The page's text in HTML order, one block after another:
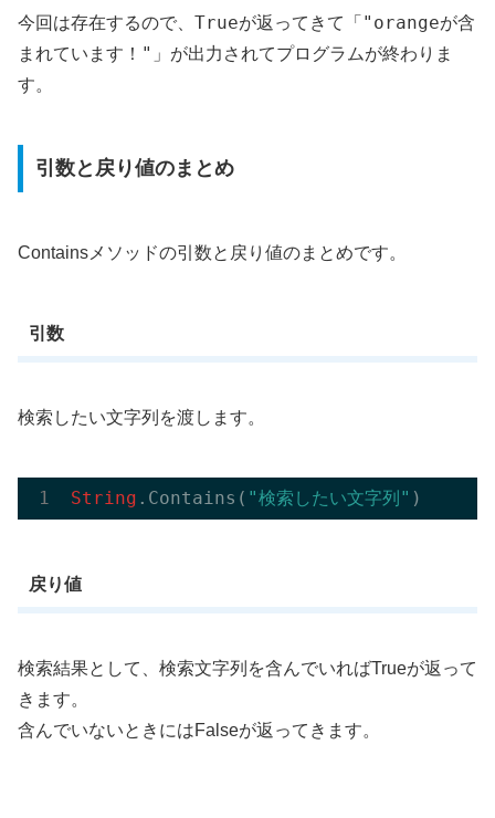
今回は存在するので、 Trueが返ってきて「 "orangeが含
まれています！" 」が出力されてプログラムが終わりま
す。
引数と戻り値のまとめ
Containsメソッドの引数と戻り値のまとめです。
引数
検索したい文字列を渡します。
String .Contains( "検索したい文字列"
戻り値
検索結果として、検索文字列を含んでいればTrueが返って
きます。
含んでいないときにはFalseが返ってきます。